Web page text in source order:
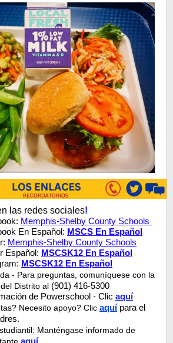
las redes sociales!
Memphis-Shelby County Schools
En Español: MSCS En Español
Memphis-Shelby County Schools
Español: MSCSK12 En Español
MSCSK12 En Español
- Para preguntas, comuníquese con la
Distrito al (901) 416-5300
de Powerschool - Clic aquí
Necesito apoyo? Clic aquí para el
Manténgase informado de
aquí